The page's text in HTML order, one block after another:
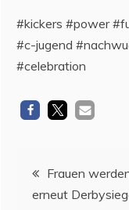
#kickers #power
#c-jugend
#celebration
Frauen
erneut